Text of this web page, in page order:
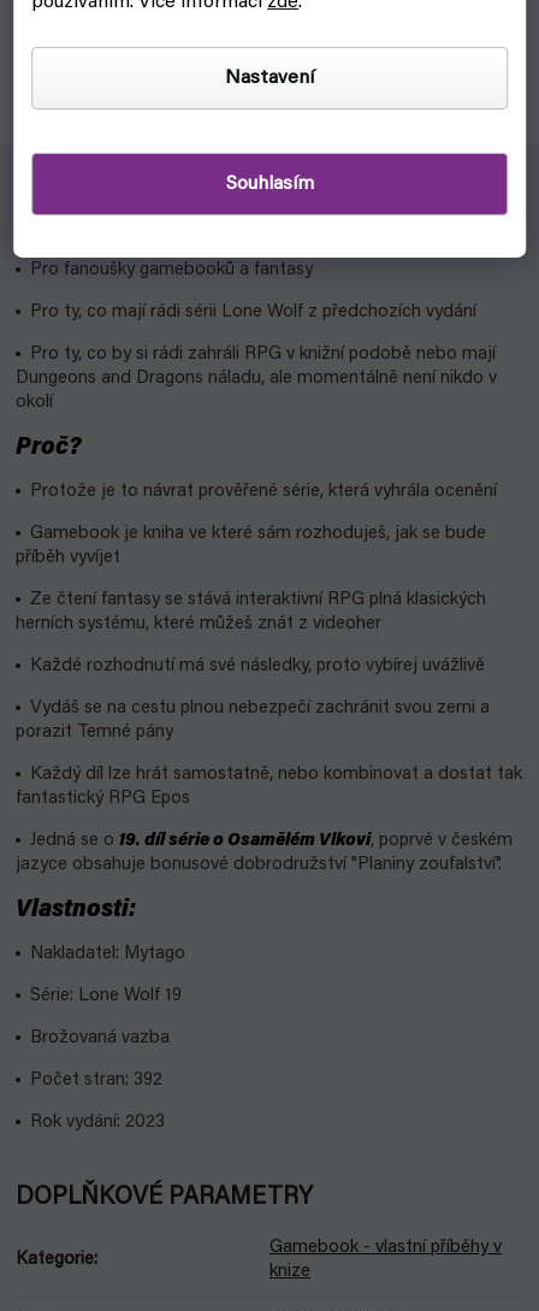
Nastavení
Souhlasím
Gamebook, kniha v níž jsi hlavním hrdinou ty! Lone Wolf,
velmistr řádu Kai ze Sommrlundu. 17. díl série Lone Wolf.
Pro fanoušky gamebooků a fantasy
Pro ty, co mají rádi sérii Lone Wolf z předchozích vydání
Pro ty, co by si rádi zahráli RPG v knižní podobě nebo mají
Dungeons and Dragons náladu, ale momentálně není nikdo v
okolí
Proč?
Protože je to návrat prověřené série, která vyhrála ocenění
Gamebook je kniha ve které sám rozhoduješ, jak se bude
příběh vyvíjet
Ze čtení fantasy se stává interaktivní RPG plná klasických
herních systému, které můžeš znát z videoher
Každé rozhodnutí má své následky, proto vybírej uvážlivě
Vydáš se na cestu plnou nebezpečí zachránit svou zemi a
porazit Temné pány
Každý díl lze hrát samostatně, nebo kombinovat a dostat tak
fantastický RPG Epos
Jedná se o 19. díl série o Osamělém Vlkovi, poprvé v českém
jazyce obsahuje bonusové dobrodružství "Planiny zoufalství".
Vlastnosti:
Nakladatel: Mytago
Série: Lone Wolf 19
Brožovaná vazba
Počet stran: 392
Rok vydání: 2023
DOPLŇKOVÉ PARAMETRY
Kategorie:
Gamebook - vlastní příběhy v
knize